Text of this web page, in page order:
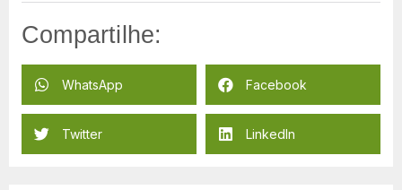
Compartilhe:
WhatsApp Facebook
Twitter LinkedIn